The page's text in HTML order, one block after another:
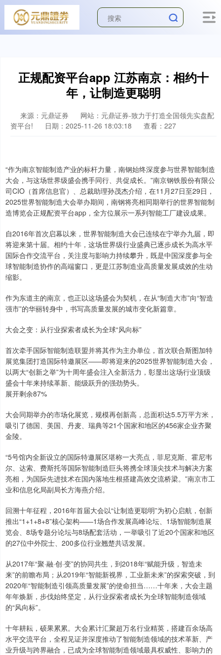
正规配资平台app 江苏南京：相约十
年，让制造更聪明
来源：元鼎证券
网站：元鼎证券-致力于打造全国领先实盘配
资平台!
日期：2025-11-26 18:03:18 查看：227
“作为南京智能制造产业的标杆力量，南钢始终深度参与世界智能制造
大会，与这场世界级盛会携手同行、共促成长。”南京钢铁股份有限公
司CIO（首席信息官）、总裁助理孙茂杰介绍，在11月27日至29日，
2025世界智能制造大会举办期间，南钢将亮相同期举行的世界智能制
造博览会正规配资平台app，全方位展示一系列智能工厂建设成果。
自2016年首次启幕以来，世界智能制造大会已连续在宁举办九届，即
将迎来第十届。相约十年，这场世界级行业盛典已逐步成长为高水平
国际合作交流平台，关注度与影响力持续攀升，既是中国深度参与全
球智能制造协作的高端窗口，更是江苏制造业高质量发展成效的生动
缩影。
作为东道主的南京，也正以这场盛会为契机，在从“制造大市”向“智造
强市”的华丽转身中，书写高质量发展的城市变化新篇章。
大会之变：从行业探索者成长为全球“风向标”
首次牵手国际智能制造联盟并将其作为主办单位，首次联合斯图加特
展览集团打造国际特邀展区——即将迎来的2025世界智能制造大会，
以两大“创新之举”为十周年盛会注入全新活力，彰显出这场行业顶级
盛会十年来持续革新、能级跃升的强劲势头。
展开剩余87%
大会同期举办的市场化展览，规模再创新高，总面积达5.5万平方米，
吸引了德国、美国、丹麦、瑞典等21个国家和地区的456家企业齐聚
金陵。
“5号馆内全新设立的国际特邀展区堪称一大亮点，菲尼克斯、霍尼韦
尔、达索、费斯托等国际智能制造巨头将携全球顶尖技术与解决方案
亮相，为国际先进技术在国内落地生根搭建高效交流桥梁。”南京市工
业和信息化局副局长方海燕介绍。
回溯十年征程，2016年首届大会以“让制造更聪明”为初心启航，创新
推出“1+1+8+8”核心架构——1场合作发展高峰论坛、1场智能制造展
览会、8场专题分论坛与8场配套活动，一举吸引了近20个国家和地区
的27位中外院士、200多位行业翘楚共话发展。
从2017年“聚·融·创·变”的协同共生，到2018年“赋能升级，智造未
来”的前瞻布局；从2019年“智能新视界，工业新未来”的探索突破，到
2020年“智能制造引领高质量发展”的使命担当……十年来，大会主题
年年焕新，步伐始终坚定，从行业探索者成长为全球智能制造领域
的“风向标”。
十年耕耘，硕果累累。大会累计汇聚超万名行业精英，搭建百余场高
水平交流平台，全程见证并深度推动了智能制造领域的技术革新、产
业升级与跨界融合，已成为全球智能制造领域最具权威性、影响力的